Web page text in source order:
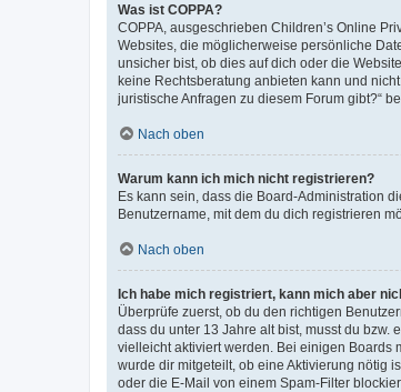
Was ist COPPA?
COPPA, ausgeschrieben Children’s Online
Websites, die möglicherweise persönliche
unsicher bist, ob dies auf dich oder die
keine Rechtsberatung anbieten kann und
juristische Anfragen zu diesem Forum gibt?“
Nach oben
Warum kann ich mich nicht registrieren?
Es kann sein, dass die Board-Administration
Benutzername, mit dem du dich registrieren
Nach oben
Ich habe mich registriert, kann mich aber
Überprüfe zuerst, ob du den richtigen
dass du unter 13 Jahre alt bist, musst du
vielleicht aktiviert werden. Bei einigen Boards
wurde dir mitgeteilt, ob eine Aktivierung nötig
oder die E-Mail von einem Spam-Filter